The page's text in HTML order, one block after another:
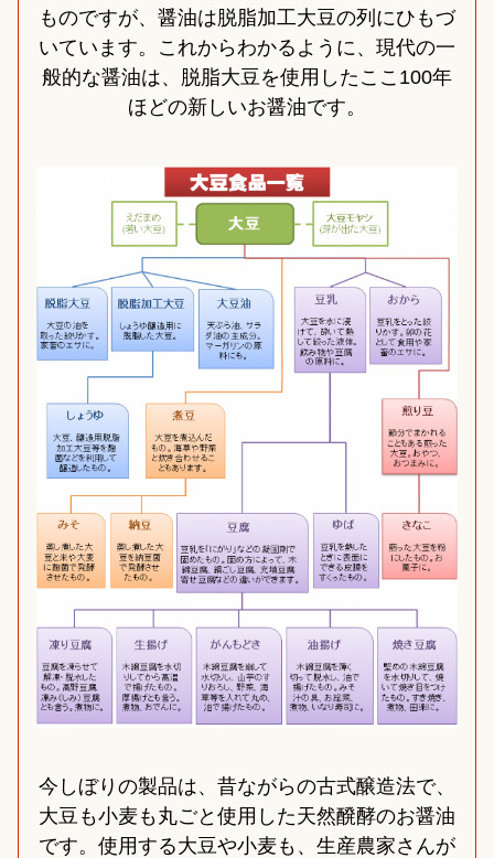
ものですが、醤油は脱脂加工大豆の列にひもづ
いています。これからわかるように、現代の一
般的な醤油は、脱脂大豆を使用したここ100年
ほどの新しいお醤油です。
今しぼりの製品は、昔ながらの古式醸造法で、
大豆も小麦も丸ごと使用した天然醗酵のお醤油
です。使用する大豆や小麦も、生産農家さんが